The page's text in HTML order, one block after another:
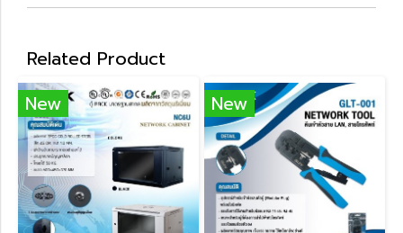
Related Product
New
New